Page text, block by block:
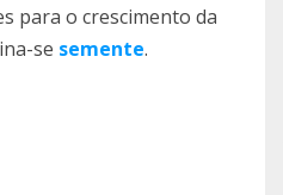
para o crescimento da
se semente.